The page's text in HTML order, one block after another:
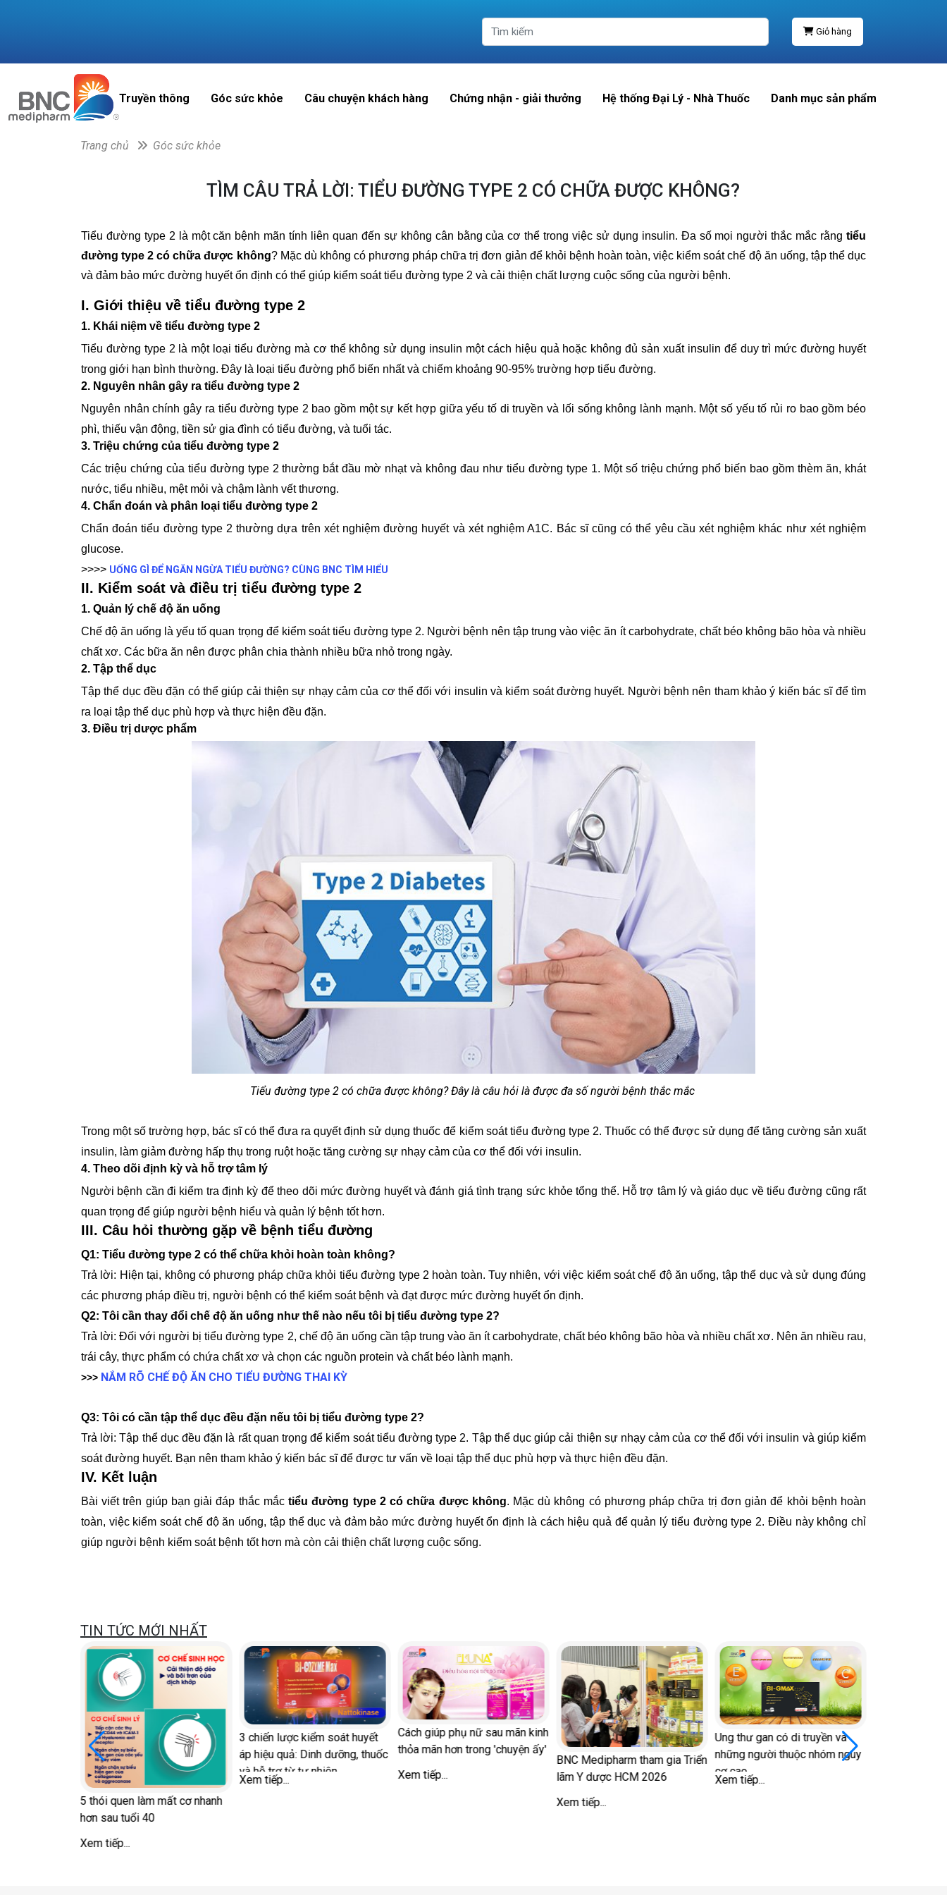
Giỏ hàng
Truyền thông Góc sức khỏe Câu chuyện khách hàng Chứng nhận - giải thưởng Hệ thống Đại Lý - Nhà Thuốc Danh mục sản phẩm
Trang chủ Góc sức khỏe
TÌM CÂU TRẢ LỜI: TIỂU ĐƯỜNG TYPE 2 CÓ CHỮA ĐƯỢC KHÔNG?
Tiểu đường type 2 là một căn bệnh mãn tính liên quan đến sự không cân bằng của cơ thể trong việc sử dụng insulin. Đa số mọi người thắc mắc rằng tiểu
đường type 2 có chữa được không? Mặc dù không có phương pháp chữa trị đơn giản để khỏi bệnh hoàn toàn, việc kiểm soát chế độ ăn uống, tập thể dục
và đảm bảo mức đường huyết ổn định có thể giúp kiểm soát tiểu đường type 2 và cải thiện chất lượng cuộc sống của người bệnh.
I. Giới thiệu về tiểu đường type 2
1. Khái niệm về tiểu đường type 2
Tiểu đường type 2 là một loại tiểu đường mà cơ thể không sử dụng insulin một cách hiệu quả hoặc không đủ sản xuất insulin để duy trì mức đường huyết
trong giới hạn bình thường. Đây là loại tiểu đường phổ biến nhất và chiếm khoảng 90-95% trường hợp tiểu đường.
2. Nguyên nhân gây ra tiểu đường type 2
Nguyên nhân chính gây ra tiểu đường type 2 bao gồm một sự kết hợp giữa yếu tố di truyền và lối sống không lành mạnh. Một số yếu tố rủi ro bao gồm béo
phì, thiếu vận động, tiền sử gia đình có tiểu đường, và tuổi tác.
3. Triệu chứng của tiểu đường type 2
Các triệu chứng của tiểu đường type 2 thường bắt đầu mờ nhạt và không đau như tiểu đường type 1. Một số triệu chứng phổ biến bao gồm thèm ăn, khát
nước, tiểu nhiều, mệt mỏi và chậm lành vết thương.
4. Chẩn đoán và phân loại tiểu đường type 2
Chẩn đoán tiểu đường type 2 thường dựa trên xét nghiệm đường huyết và xét nghiệm A1C. Bác sĩ cũng có thể yêu cầu xét nghiệm khác như xét nghiệm
glucose.
>>>> UỐNG GÌ ĐỂ NGĂN NGỪA TIỂU ĐƯỜNG? CÙNG BNC TÌM HIỂU
II. Kiểm soát và điều trị tiểu đường type 2
1. Quản lý chế độ ăn uống
Chế độ ăn uống là yếu tố quan trọng để kiểm soát tiểu đường type 2. Người bệnh nên tập trung vào việc ăn ít carbohydrate, chất béo không bão hòa và nhiều
chất xơ. Các bữa ăn nên được phân chia thành nhiều bữa nhỏ trong ngày.
2. Tập thể dục
Tập thể dục đều đặn có thể giúp cải thiện sự nhạy cảm của cơ thể đối với insulin và kiểm soát đường huyết. Người bệnh nên tham khảo ý kiến bác sĩ để tìm
ra loại tập thể dục phù hợp và thực hiện đều đặn.
3. Điều trị dược phẩm
Tiểu đường type 2 có chữa được không? Đây là câu hỏi là được đa số người bệnh thắc mắc
Trong một số trường hợp, bác sĩ có thể đưa ra quyết định sử dụng thuốc để kiểm soát tiểu đường type 2. Thuốc có thể được sử dụng để tăng cường sản xuất
insulin, làm giảm đường hấp thụ trong ruột hoặc tăng cường sự nhạy cảm của cơ thể đối với insulin.
4. Theo dõi định kỳ và hỗ trợ tâm lý
Người bệnh cần đi kiểm tra định kỳ để theo dõi mức đường huyết và đánh giá tình trạng sức khỏe tổng thể. Hỗ trợ tâm lý và giáo dục về tiểu đường cũng rất
quan trọng để giúp người bệnh hiểu và quản lý bệnh tốt hơn.
III. Câu hỏi thường gặp về bệnh tiểu đường
Q1: Tiểu đường type 2 có thể chữa khỏi hoàn toàn không?
Trả lời: Hiện tại, không có phương pháp chữa khỏi tiểu đường type 2 hoàn toàn. Tuy nhiên, với việc kiểm soát chế độ ăn uống, tập thể dục và sử dụng đúng
các phương pháp điều trị, người bệnh có thể kiểm soát bệnh và đạt được mức đường huyết ổn định.
Q2: Tôi cần thay đổi chế độ ăn uống như thế nào nếu tôi bị tiểu đường type 2?
Trả lời: Đối với người bị tiểu đường type 2, chế độ ăn uống cần tập trung vào ăn ít carbohydrate, chất béo không bão hòa và nhiều chất xơ. Nên ăn nhiều rau,
trái cây, thực phẩm có chứa chất xơ và chọn các nguồn protein và chất béo lành mạnh.
>>> NẮM RÕ CHẾ ĐỘ ĂN CHO TIỂU ĐƯỜNG THAI KỲ
Q3: Tôi có cần tập thể dục đều đặn nếu tôi bị tiểu đường type 2?
Trả lời: Tập thể dục đều đặn là rất quan trọng để kiểm soát tiểu đường type 2. Tập thể dục giúp cải thiện sự nhạy cảm của cơ thể đối với insulin và giúp kiểm
soát đường huyết. Bạn nên tham khảo ý kiến bác sĩ để được tư vấn về loại tập thể dục phù hợp và thực hiện đều đặn.
IV. Kết luận
Bài viết trên giúp bạn giải đáp thắc mắctiểu đường type 2 có chữa được không. Mặc dù không có phương pháp chữa trị đơn giản để khỏi bệnh hoàn
toàn, việc kiểm soát chế độ ăn uống, tập thể dục và đảm bảo mức đường huyết ổn định là cách hiệu quả để quản lý tiểu đường type 2. Điều này không chỉ
giúp người bệnh kiểm soát bệnh tốt hơn mà còn cải thiện chất lượng cuộc sống.
TIN TỨC MỚI NHẤT
5 thói quen làm mất cơ nhanh
hơn sau tuổi 40
Xem tiếp...
3 chiến lược kiểm soát huyết
áp hiệu quả: Dinh dưỡng, thuốc
và hỗ trợ từ tự nhiên
Xem tiếp...
Cách giúp phụ nữ sau mãn kinh
thỏa mãn hơn trong 'chuyện ấy'
Xem tiếp...
BNC Medipharm tham gia Triển
lãm Y dược HCM 2026
Xem tiếp...
Ung thư gan có di truyền và
những người thuộc nhóm nguy
cơ cao
Xem tiếp...